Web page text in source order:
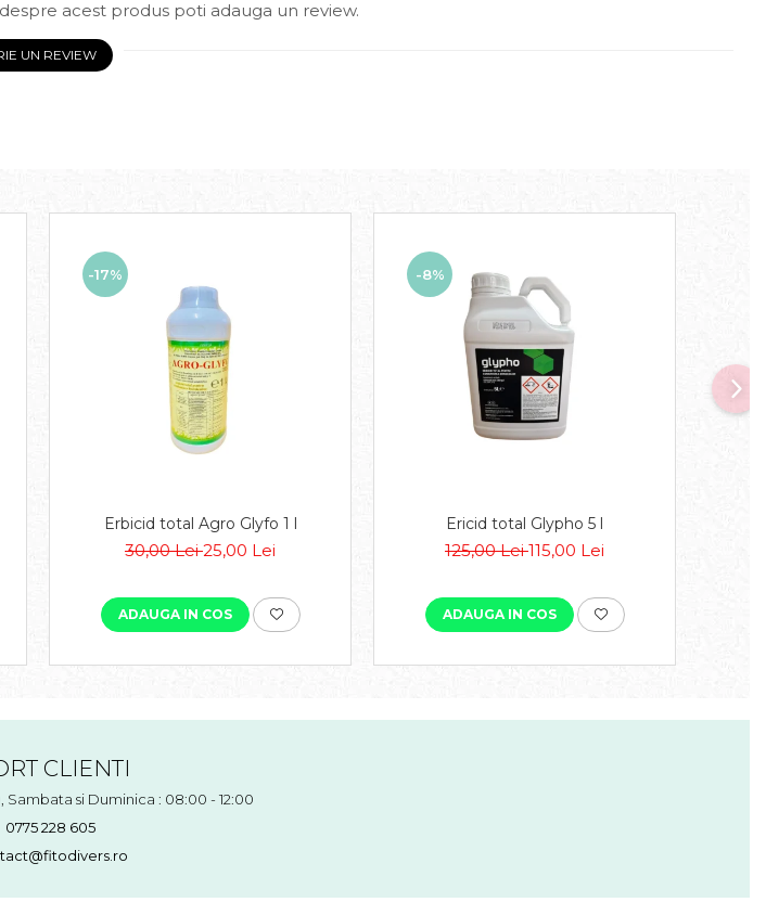
acest produs poti adauga un review.
UN REVIEW
-17%
Erbicid total Agro Glyfo 1 l
30,00 Lei25,00 Lei
ADAUGA IN COS
-8%
Ericid total Glypho 5 l
125,00 Lei115,00 Lei
ADAUGA IN COS
-
CLIENTI
Sambata si Duminica : 08:00 - 12:00
0775 228 605